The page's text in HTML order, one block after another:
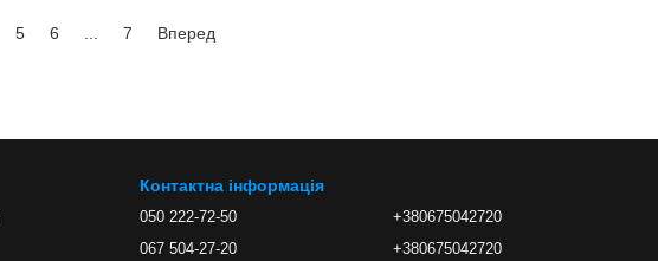
5 6 7 Вперед
Контактна інформація
050 222-72-50
067 504-27-20
+380675042720
+380675042720